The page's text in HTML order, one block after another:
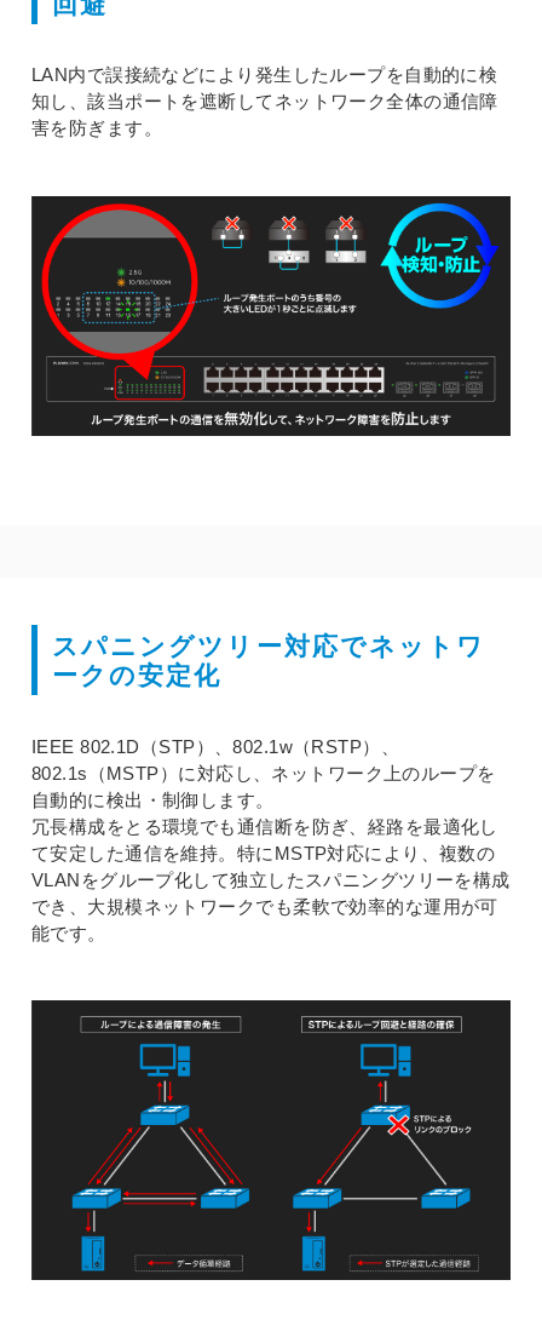
LAN内で誤接続などにより発生したループを自動的に検
知し、該当ポートを遮断してネットワーク全体の通信障
害を防ぎます。
スパニングツリー対応でネットワ
ークの安定化
IEEE 802.1D（STP）、802.1w（RSTP）、
802.1s（MSTP）に対応し、ネットワーク上のループを
自動的に検出・制御します。
冗長構成をとる環境でも通信断を防ぎ、経路を最適化し
て安定した通信を維持。特にMSTP対応により、複数の
VLANをグループ化して独立したスパニングツリーを構成
でき、大規模ネットワークでも柔軟で効率的な運用が可
能です。